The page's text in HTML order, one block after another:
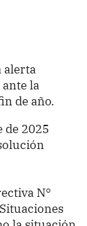
alerta
la
de año.
de 2025
N°